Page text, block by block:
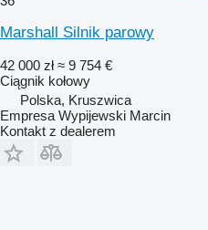
Marshall Silnik parowy
42 000 zł ≈ 9 754 €
Ciągnik kołowy
Polska, Kruszwica
Empresa Wypijewski Marcin
Kontakt z dealerem